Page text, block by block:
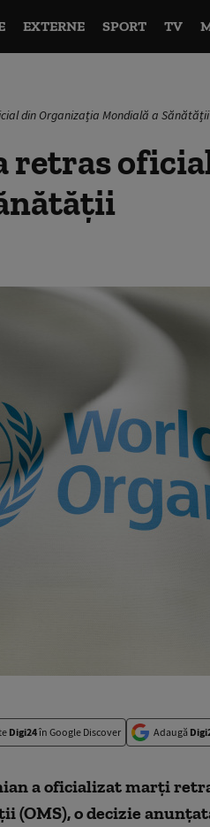
EXTERNE SPORT TV
din Organizația Mondială a Sănătății
retras
Digi24în Google Discover Adaugă
a oficializat marţi
(OMS), o decizie